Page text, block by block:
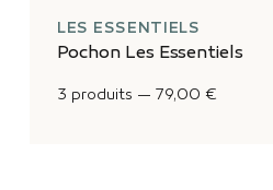
LES ESSENTIELS
Pochon Les Essentiels
3 produits — 79,00 €